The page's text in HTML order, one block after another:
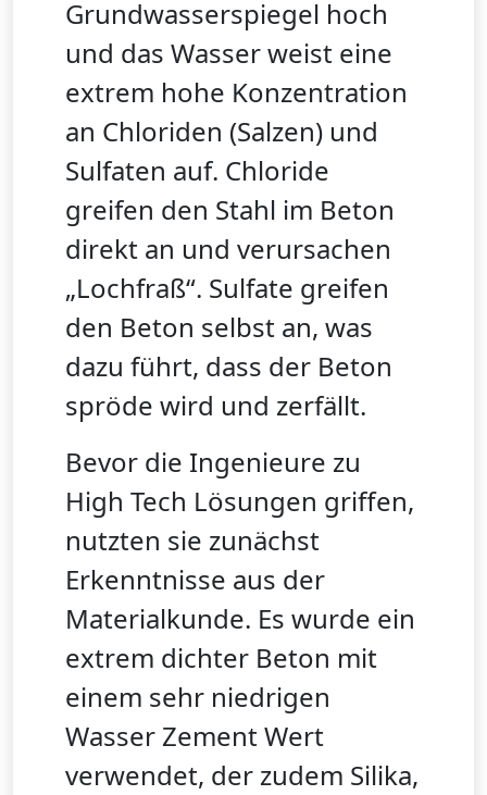
Grundwasserspiegel hoch
und das Wasser weist eine
extrem hohe Konzentration
an Chloriden (Salzen) und
Sulfaten auf. Chloride
greifen den Stahl im Beton
direkt an und verursachen
„Lochfraß“. Sulfate greifen
den Beton selbst an, was
dazu führt, dass der Beton
spröde wird und zerfällt.
Bevor die Ingenieure zu
High Tech Lösungen griffen,
nutzten sie zunächst
Erkenntnisse aus der
Materialkunde. Es wurde ein
extrem dichter Beton mit
einem sehr niedrigen
Wasser Zement Wert
verwendet, der zudem Silika,